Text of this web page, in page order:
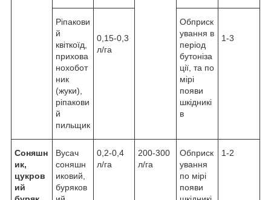
Ріпакови
й
квіткоїд,
прихова
нохобот
ник
(жуки),
ріпакови
й
пильщик
0,15-0,3
л/га
Обприск
ування в
період
бутоніза
ції, та по
мірі
появи
шкідникі
в
1-3
Соняшн
ик,
цукров
ий
Вусач
соняшн
иковий,
буряков
0,2-0,4
л/га
200-300
л/га
Обприск
ування
по мірі
появи
1-2